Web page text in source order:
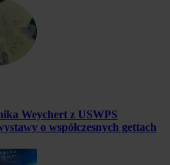
Weychert z USWPS
o współczesnych gettach